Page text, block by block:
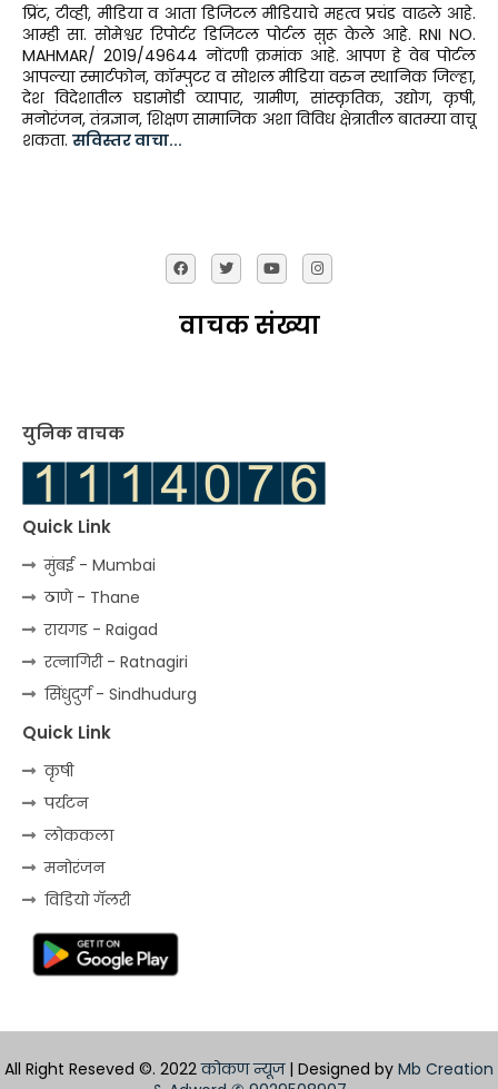
प्रिंट, टीव्ही, मीडिया व आता डिजिटल मीडियाचे महत्व प्रचंड वाढले आहे.
आम्ही सा. सोमेश्वर रिपोर्टर डिजिटल पोर्टल सुरू केले आहे. RNI NO.
MAHMAR/ 2019/49644 नोंदणी क्रमांक आहे. आपण हे वेब पोर्टल
आपल्या स्मार्टफोन, कॉम्पुटर व सोशल मीडिया वरुन स्थानिक जिल्हा,
देश विदेशातील घडामोडी व्यापार, ग्रामीण, सांस्कृतिक, उद्योग, कृषी,
मनोरंजन, तंत्रज्ञान, शिक्षण सामाजिक अशा विविध क्षेत्रातील बातम्या वाचू
शकता. सविस्तर वाचा...
वाचक संख्या
युनिक वाचक
Quick Link
मुंबई - Mumbai
ठाणे - Thane
रायगड - Raigad
रत्‍नागिरी - Ratnagiri
सिंधुदुर्ग - Sindhudurg
Quick Link
कृषी
पर्यटन
लोककला
मनोरंजन
विडियो गॅलरी
All Right Reseved ©. 2022कोकण न्यूज | Designed by Mb Creation